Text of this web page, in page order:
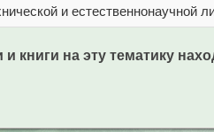
и естественнонаучной
и книги на эту тематику